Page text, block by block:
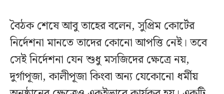
বৈঠক শেষে আবু তাহের বলেন, সুপ্রিম কোর্টের
নির্দেশনা মানতে তাদের কোনো আপত্তি নেই। তবে
সেই নির্দেশনা যেন শুধু মসজিদের ক্ষেত্রে নয়,
দুর্গাপূজা, কালীপূজা কিংবা অন্য যেকোনো ধর্মীয়